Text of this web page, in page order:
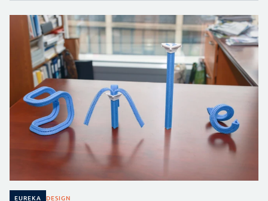
EUREKA DESIGN